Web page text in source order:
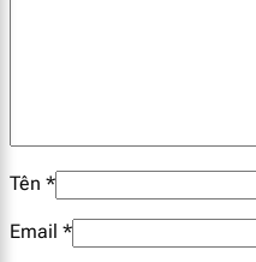
Tên *
Email *